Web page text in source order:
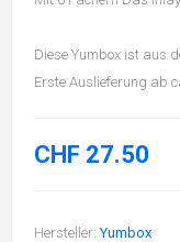
Diese Yumbox ist aus
Erste Auslieferung ab
CHF 27.50
Hersteller: Yumbox